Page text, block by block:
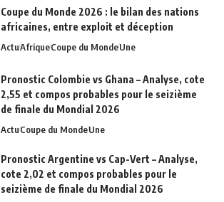
Coupe du Monde 2026 : le bilan des nations
africaines, entre exploit et déception
ActuAfriqueCoupe du MondeUne
Pronostic Colombie vs Ghana – Analyse, cote
2,55 et compos probables pour le seizième
de finale du Mondial 2026
ActuCoupe du MondeUne
Pronostic Argentine vs Cap-Vert – Analyse,
cote 2,02 et compos probables pour le
seizième de finale du Mondial 2026